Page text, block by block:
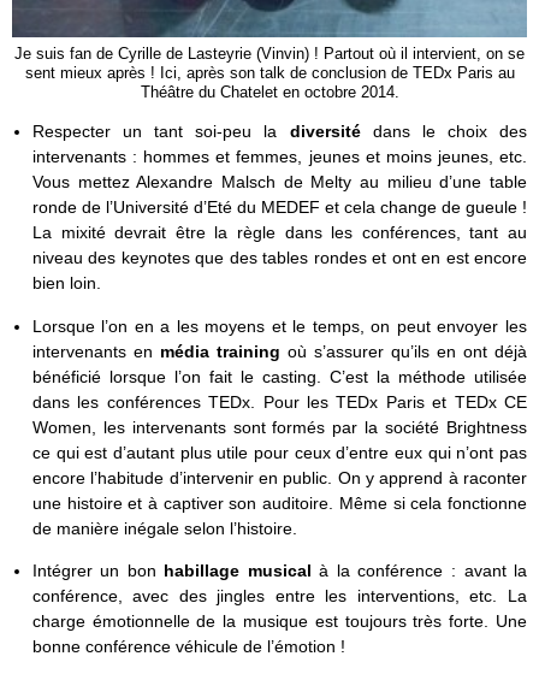
Je suis fan de Cyrille de Lasteyrie (Vinvin) ! Partout où il intervient, on se
sent mieux après ! Ici, après son talk de conclusion de TEDx Paris au
Théâtre du Chatelet en octobre 2014.
Respecter un tant soi-peu la diversitédans le choix des
intervenants : hommes et femmes, jeunes et moins jeunes, etc.
Vous mettez Alexandre Malsch de Melty au milieu d’une table
ronde de l’Université d’Eté du MEDEF et cela change de gueule !
La mixité devrait être la règle dans les conférences, tant au
niveau des keynotes que des tables rondes et ont en est encore
bien loin.
Lorsque l’on en a les moyens et le temps, on peut envoyer les
intervenants en média training où s’assurer qu’ils en ont déjà
bénéficié lorsque l’on fait le casting. C’est la méthode utilisée
dans les conférences TEDx. Pour les TEDx Paris et TEDx CE
Women, les intervenants sont formés par la société Brightness
ce qui est d’autant plus utile pour ceux d’entre eux qui n’ont pas
encore l’habitude d’intervenir en public. On y apprend à raconter
une histoire et à captiver son auditoire. Même si cela fonctionne
de manière inégale selon l’histoire.
Intégrer un bon habillage musicalà la conférence : avant la
conférence, avec des jingles entre les interventions, etc. La
charge émotionnelle de la musique est toujours très forte. Une
bonne conférence véhicule de l’émotion !